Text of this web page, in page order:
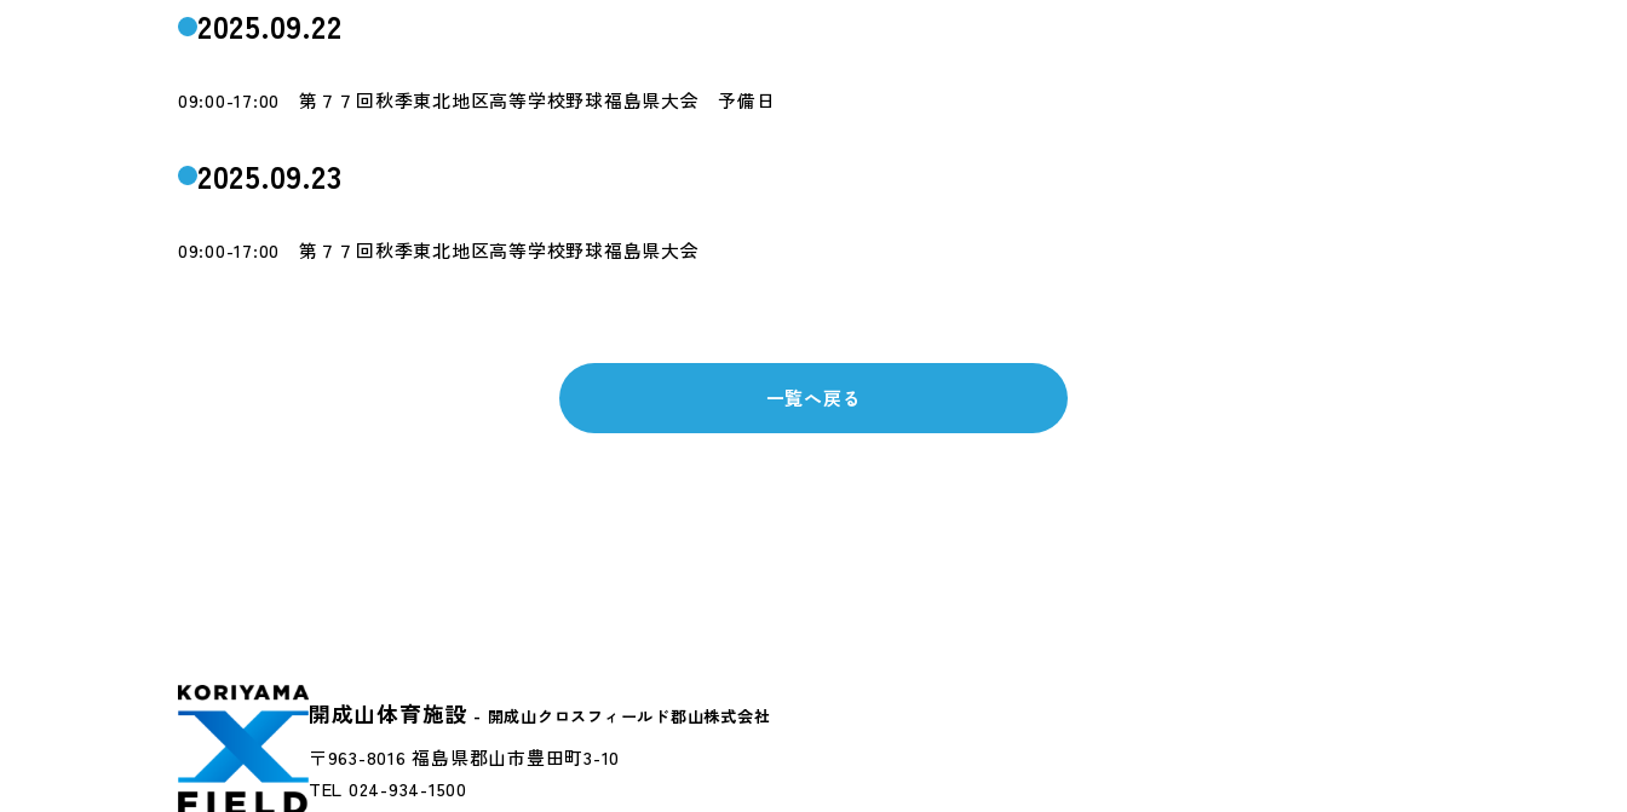
2025.09.22
09:00-17:00 第７７回秋季東北地区高等学校野球福島県大会 予備日
2025.09.23
09:00-17:00 第７７回秋季東北地区高等学校野球福島県大会
一覧へ戻る
開成山体育施設 - 開成山クロスフィールド郡山株式会社
〒963-8016 福島県郡山市豊田町3-10
TEL 024-934-1500